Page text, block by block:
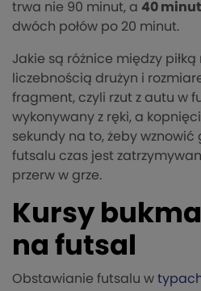
trwa nie 90 minut, a 40 minut
dwóch połów po 20 minut.
Jakie są różnice między
liczebnością drużyn i
fragment, czyli rzut z autu w
wykonywany z ręki, a
sekundy na to, żeby wznowić
futsalu czas jest
przerw w grze.
Kursy
na futsal
Obstawianie futsalu w